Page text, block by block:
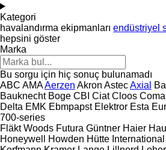
Kategori
havalandırma ekipmanları endüstriyel
hepsini göster
Marka
Bu sorgu için hiç sonuç bulunamadı
ABC AMAAerzen Akron AstecAxial
Bauknecht Boge CBI Ciat Cloos
Delta EMK Ebmpapst Elektror Esta
700-series
Fläkt Woods Futura Güntner Haier
Honeywell
Howden Hütte International